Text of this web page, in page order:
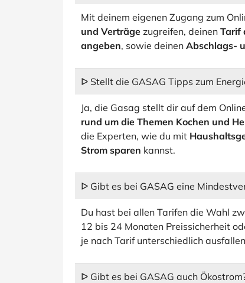
Mit deinem eigenen Zugang zum
und Verträge zugreifen, deinen Tarif
angeben, sowie deinen Abschlags-
ᐅ Stellt die GASAG Tipps zum
Ja, die Gasag stellt dir auf dem
rund um die Themen Kochen und
die Experten, wie du mit
Strom sparen kannst.
ᐅ Gibt es bei GASAG eine
Du hast bei allen Tarifen die Wahl
12 bis 24 Monaten Preissicherheit
je nach Tarif unterschiedlich
ᐅ Gibt es bei GASAG auch